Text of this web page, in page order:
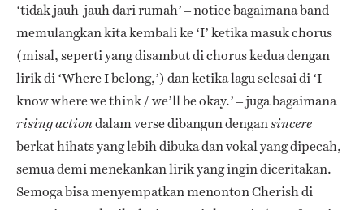
‘tidak jauh-jauh dari rumah’– notice bagaimana band
memulangkan kita kembali ke ‘I’ ketika masuk chorus
(misal, seperti yang disambut di chorus kedua dengan
lirik di ‘Where I belong,’) dan ketika lagu selesai di ‘I
know where we think / we’ll be okay.’ –juga bagaimana
rising actiondalam verse dibangun dengansincere
berkat hihats yang lebih dibuka dan vokal yang dipecah,
semua demi menekankan lirik yang ingin diceritakan.
Semoga bisa menyempatkan menonton Cherish di